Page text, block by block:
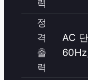
력
정
격
출
력
AC